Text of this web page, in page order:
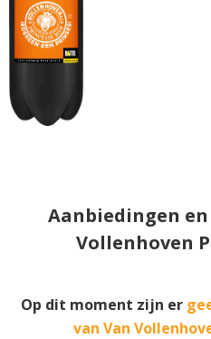
Aanbiedingen
Vollenhoven
Op dit moment zijn er
van Van